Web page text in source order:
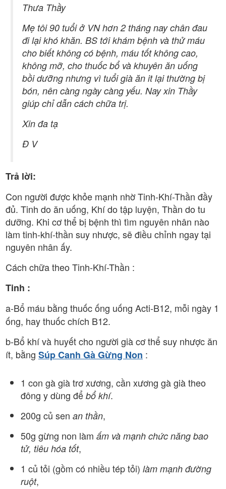
Thưa Thầy
Mẹ tôi 90 tuổi ở VN hơn 2 tháng nay chân đau
đi lại khó khăn. BS tới khám bệnh và thử máu
cho biết không có bệnh, máu tốt không cao,
không mỡ, cho thuốc bổ và khuyên ăn uống
bồi dưỡng nhưng vì tuổi già ăn it lại thường bị
bón, nên càng ngày càng yếu. Nay xin Thầy
giúp chỉ dẫn cách chữa trị.
Xin đa tạ
Đ V
Trả lời:
Con người được khỏe mạnh nhờ Tinh-Khí-Thần đầy
đủ. Tinh do ăn uống, Khí do tập luyện, Thần do tu
dưỡng. Khi cơ thể bị bệnh thì tìm nguyên nhân nào
làm tinh-khí-thần suy nhược, sẽ điều chỉnh ngay tại
nguyên nhân ấy.
Cách chữa theo Tinh-Khí-Thần :
Tinh :
a-Bổ máu bằng thuốc ống uống Acti-B12, mỗi ngày 1
ống, hay thuốc chích B12.
b-Bổ khí và huyếtcho người già cơ thể suy nhược ăn
ít, bằng Súp Canh Gà Gừng Non :
1 con gà già trơ xương, cần xương gà già theo
đông y dùng để bổ khí.
200g củ sen an thần,
50g gừng non làm ấm và mạnh chức năng bao
tử, tiêu hóa tốt,
1 củ tỏi (gồm có nhiều tép tỏi) làm mạnh đường
ruột,